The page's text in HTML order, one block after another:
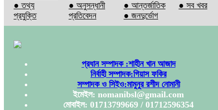
● তথ্য
প্রযুক্তি
● অনুসন্ধানী
প্রতিবেদন
● আন্তর্জাতিক
● জনদুর্ভোগ
● সব খবর
প্রধান সম্পাদক :শাহীন খান আজাদ
নির্বাহী সম্পাদক:গিয়াস ফকির
সম্পাদক ও সিইও:মামুনুর রশীদ নোমানী
ইমেইল: nomanibsl@gmail.com
মোবাইল: 01713799669 / 01712596354